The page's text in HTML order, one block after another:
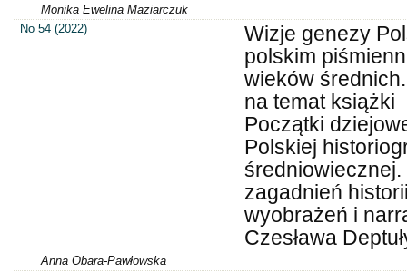
Monika Ewelina Maziarczuk
No 54 (2022)
Wizje genezy
polskim
wieków
na temat książki
Początki
Polskiej
średniowiecznej.
zagadnień
wyobrażeń i
Czesława
Anna Obara-Pawłowska